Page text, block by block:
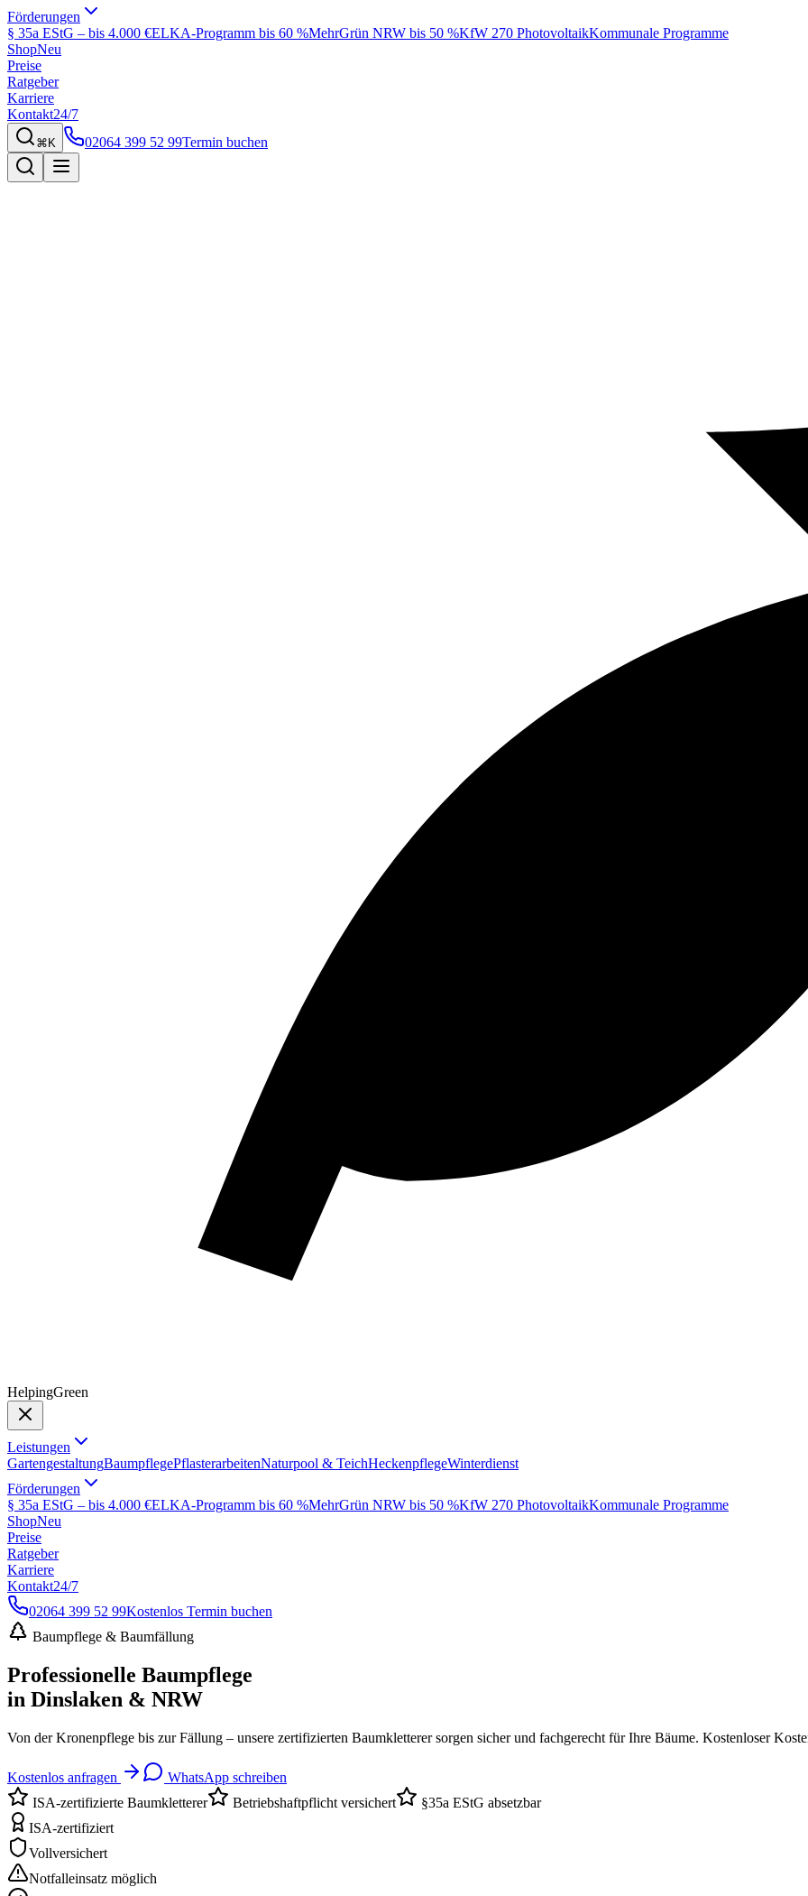
Förderungen
§ 35a EStG – bis 4.000 €ELKA-Programm bis 60 %MehrGrün NRW bis 50 %KfW 270 PhotovoltaikKommunale Programme
ShopNeu
Preise
Ratgeber
Karriere
Kontakt24/7
⌘K 02064 399 52 99Termin buchen
HelpingGreen
Leistungen
GartengestaltungBaumpflegePflasterarbeitenNaturpool & TeichHeckenpflegeWinterdienst
Förderungen
§ 35a EStG – bis 4.000 €ELKA-Programm bis 60 %MehrGrün NRW bis 50 %KfW 270 PhotovoltaikKommunale Programme
ShopNeu
Preise
Ratgeber
Karriere
Kontakt24/7
02064 399 52 99Kostenlos Termin buchen
Baumpflege & Baumfällung
Professionelle Baumpflege
in Dinslaken & NRW
Von der Kronenpflege bis zur Fällung – unsere zertifizierten Baumkletterer sorgen sicher und fachgerecht für Ihre Bäume. Kostenloser
Kostenlos anfragen
WhatsApp schreiben
ISA-zertifizierte Baumkletterer
Betriebshaftpflicht versichert
§35a EStG absetzbar
ISA-zertifiziert
Vollversichert
Notfalleinsatz möglich